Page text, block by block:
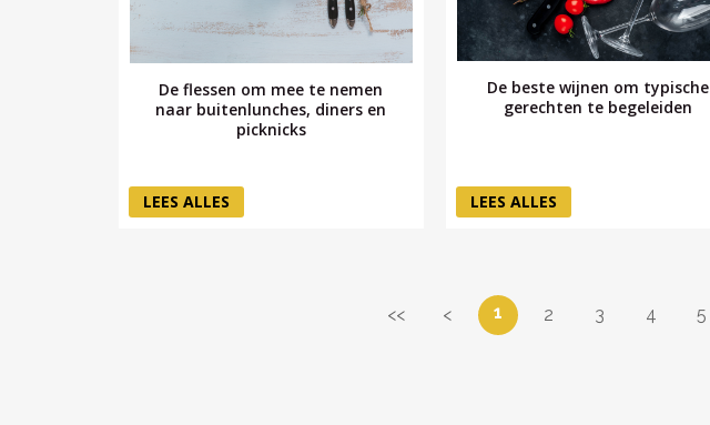
De flessen om mee te nemen
naar buitenlunches, diners en
picknicks
LEES ALLES
De beste wijnen om typische
gerechten te begeleiden
LEES ALLES
<< < 1 2 3 4 5